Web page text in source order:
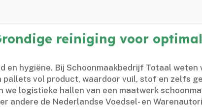
reiniging voor
hygiëne.​ Bij Schoonmaakbedrijf Totaal weten
vol product, waardoor vuil, stof en zelfs
logistieke hallen van een maatwerk
andere de Nederlandse Voedsel- en